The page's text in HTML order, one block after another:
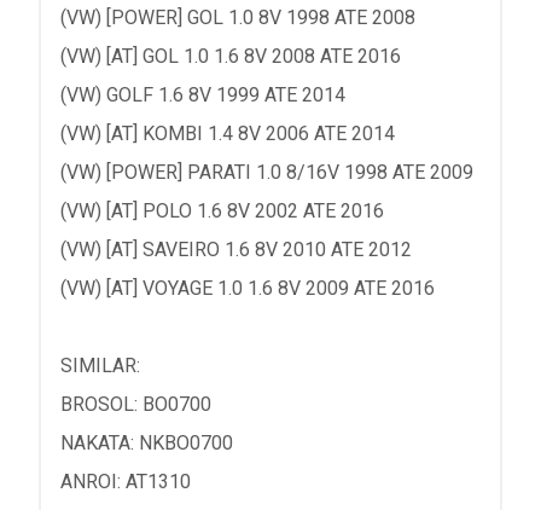
(VW) [POWER] GOL 1.0 8V 1998 ATE 2008
(VW) [AT] GOL 1.0 1.6 8V 2008 ATE 2016
(VW) GOLF 1.6 8V 1999 ATE 2014
(VW) [AT] KOMBI 1.4 8V 2006 ATE 2014
(VW) [POWER] PARATI 1.0 8/16V 1998 ATE 2009
(VW) [AT] POLO 1.6 8V 2002 ATE 2016
(VW) [AT] SAVEIRO 1.6 8V 2010 ATE 2012
(VW) [AT] VOYAGE 1.0 1.6 8V 2009 ATE 2016
SIMILAR:
BROSOL: BO0700
NAKATA: NKBO0700
ANROI: AT1310